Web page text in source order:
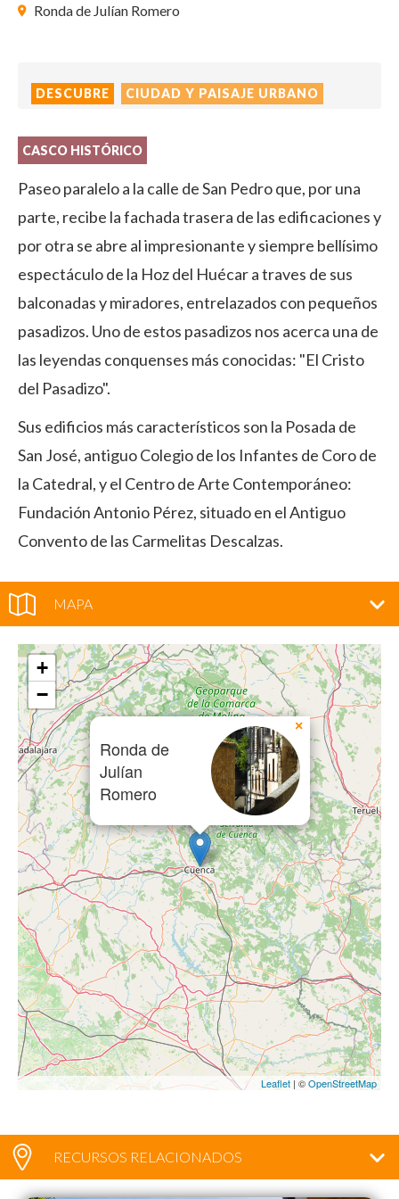
Ronda de Julían Romero
DESCUBRE CIUDAD Y PAISAJE URBANO
CASCO HISTÓRICO
Paseo paralelo a la calle de San Pedro que, por una
parte, recibe la fachada trasera de las edificaciones y
por otra se abre al impresionante y siempre bellísimo
espectáculo de la Hoz del Huécar a traves de sus
balconadas y miradores, entrelazados con pequeños
pasadizos. Uno de estos pasadizos nos acerca una de
las leyendas conquenses más conocidas: "El Cristo
del Pasadizo".
Sus edificios más característicos son la Posada de
San José, antiguo Colegio de los Infantes de Coro de
la Catedral, y el Centro de Arte Contemporáneo:
Fundación Antonio Pérez, situado en el Antiguo
Convento de las Carmelitas Descalzas.
MAPA
Ronda de
Julían
Romero
×
+
−
Leaflet | ©OpenStreetMap
RECURSOS RELACIONADOS